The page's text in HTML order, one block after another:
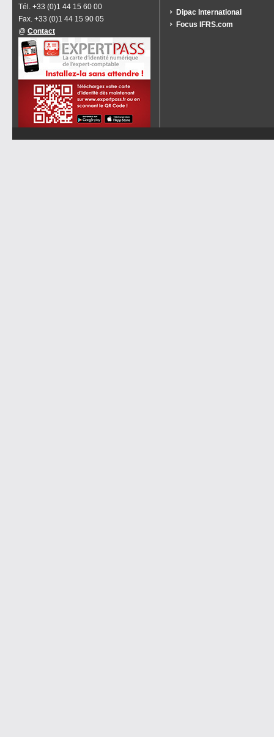
Tél. +33 (0)1 44 15 60 00
Fax. +33 (0)1 44 15 90 05
@ Contact
Dipac International
Focus IFRS.com